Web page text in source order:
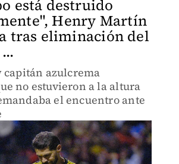
está destruido
Henry Martín
tras eliminación del
capitán azulcrema
no estuvieron a la altura
el encuentro ante